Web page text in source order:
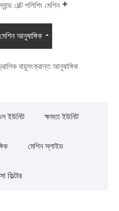
বেল্ট পলিশিং মেশিন
মেশিন আনুষাঙ্গিক
বায়ুসংক্রান্ত আনুষাঙ্গিক
ইউনিট ক্ষমতা ইউনিট
মেশিন স্লাইড
ফিল্টার